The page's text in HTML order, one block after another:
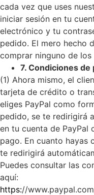
cada vez que uses
iniciar sesión en tu
electrónico y tu
pedido. El mero hecho
comprar ninguno de
7. Condiciones de
(1) Ahora mismo, el
tarjeta de crédito o
eliges PayPal como
pedido, se te redirigirá
en tu cuenta de PayPal
pago. En cuanto hayas
te redirigirá
Puedes consultar las
aquí:
https://